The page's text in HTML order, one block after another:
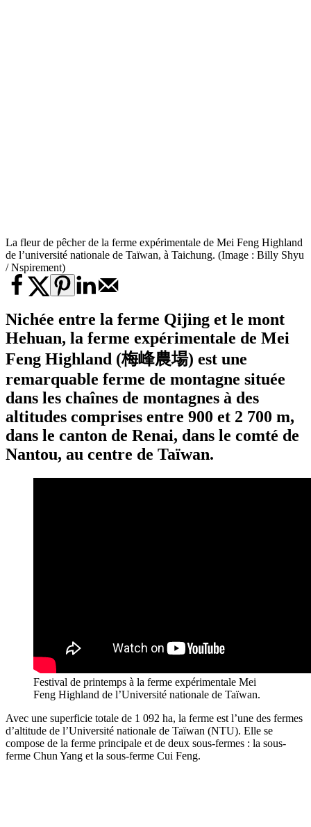
La fleur de pêcher de la ferme expérimentale de Mei Feng Highland
de l’université nationale de Taïwan, à Taichung. (Image : Billy Shyu
/ Nspirement)
Nichée entre la ferme Qijing et le mont
Hehuan, la ferme expérimentale de Mei
Feng Highland (梅峰農場) est une
remarquable ferme de montagne située
dans les chaînes de montagnes à des
altitudes comprises entre 900 et 2 700 m,
dans le canton de Renai, dans le comté de
Nantou, au centre de Taïwan.
Festival de printemps à la ferme expérimentale Mei
Feng Highland de l’Université nationale de Taïwan.
Avec une superficie totale de 1 092 ha, la ferme est l’une des fermes
d’altitude de l’Université nationale de Taïwan (NTU). Elle se
compose de la ferme principale et de deux sous-fermes : la sous-
ferme Chun Yang et la sous-ferme Cui Feng.